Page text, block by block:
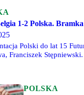
1-2 Polska.
Polski do lat 15
Franciszek
POLSKA